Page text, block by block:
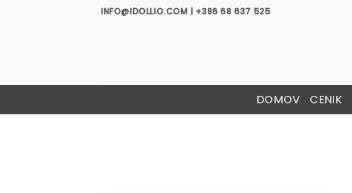
INFO@IDOLLIO.COM | +386 68 637 525
DOMOV CENIK